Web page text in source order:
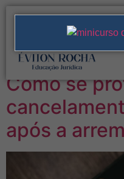
Tag:
leilão
Como se
após a